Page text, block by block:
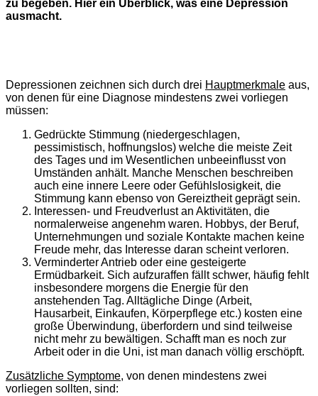
zu begeben. Hier ein Überblick, was eine Depression
ausmacht.
Depressionen zeichnen sich durch drei Hauptmerkmale aus,
von denen für eine Diagnose mindestens zwei vorliegen
müssen:
Gedrückte Stimmung (niedergeschlagen,
pessimistisch, hoffnungslos) welche die meiste Zeit
des Tages und im Wesentlichen unbeeinflusst von
Umständen anhält. Manche Menschen beschreiben
auch eine innere Leere oder Gefühlslosigkeit, die
Stimmung kann ebenso von Gereiztheit geprägt sein.
Interessen- und Freudverlust an Aktivitäten, die
normalerweise angenehm waren. Hobbys, der Beruf,
Unternehmungen und soziale Kontakte machen keine
Freude mehr, das Interesse daran scheint verloren.
Verminderter Antrieb oder eine gesteigerte
Ermüdbarkeit. Sich aufzuraffen fällt schwer, häufig fehlt
insbesondere morgens die Energie für den
anstehenden Tag. Alltägliche Dinge (Arbeit,
Hausarbeit, Einkaufen, Körperpflege etc.) kosten eine
große Überwindung, überfordern und sind teilweise
nicht mehr zu bewältigen. Schafft man es noch zur
Arbeit oder in die Uni, ist man danach völlig erschöpft.
Zusätzliche Symptome, von denen mindestens zwei
vorliegen sollten, sind: